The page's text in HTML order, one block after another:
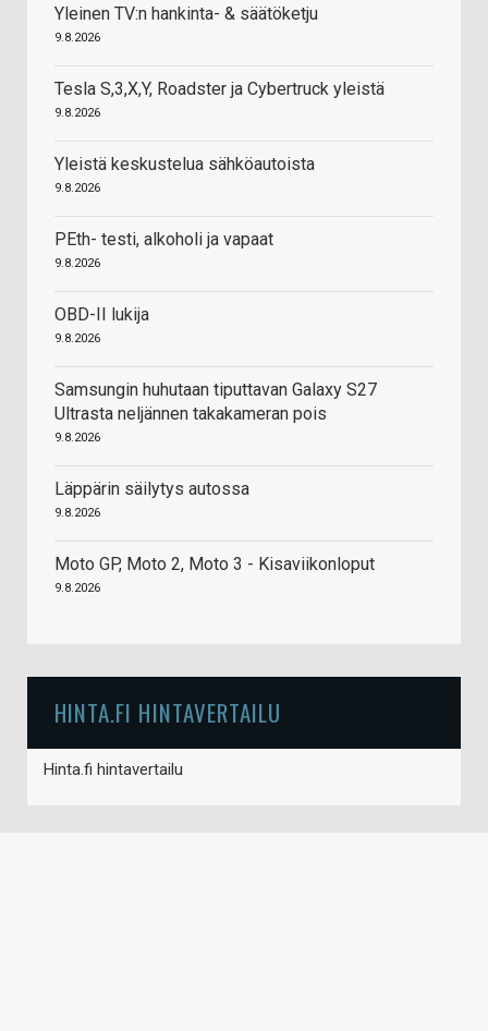
Yleinen TV:n hankinta- & säätöketju
9.8.2026
Tesla S,3,X,Y, Roadster ja Cybertruck yleistä
9.8.2026
Yleistä keskustelua sähköautoista
9.8.2026
PEth- testi, alkoholi ja vapaat
9.8.2026
OBD-II lukija
9.8.2026
Samsungin huhutaan tiputtavan Galaxy S27
Ultrasta neljännen takakameran pois
9.8.2026
Läppärin säilytys autossa
9.8.2026
Moto GP, Moto 2, Moto 3 - Kisaviikonloput
9.8.2026
HINTA.FI HINTAVERTAILU
Hinta.fi hintavertailu